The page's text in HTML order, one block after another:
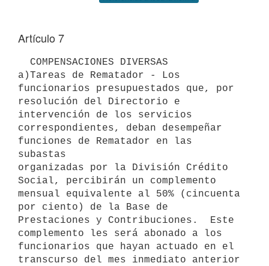
Artículo 7
a)Tareas de Rematador - Los
funcionarios presupuestados que, por
resolución del Directorio e
intervención de los servicios
correspondientes, deban desempeñar
funciones de Rematador en las
subastas
organizadas por la División Crédito
Social, percibirán un complemento
mensual equivalente al 50% (cincuenta
por ciento) de la Base de
Prestaciones y Contribuciones.  Este
complemento les será abonado a los
funcionarios que hayan actuado en el
transcurso del mes inmediato anterior